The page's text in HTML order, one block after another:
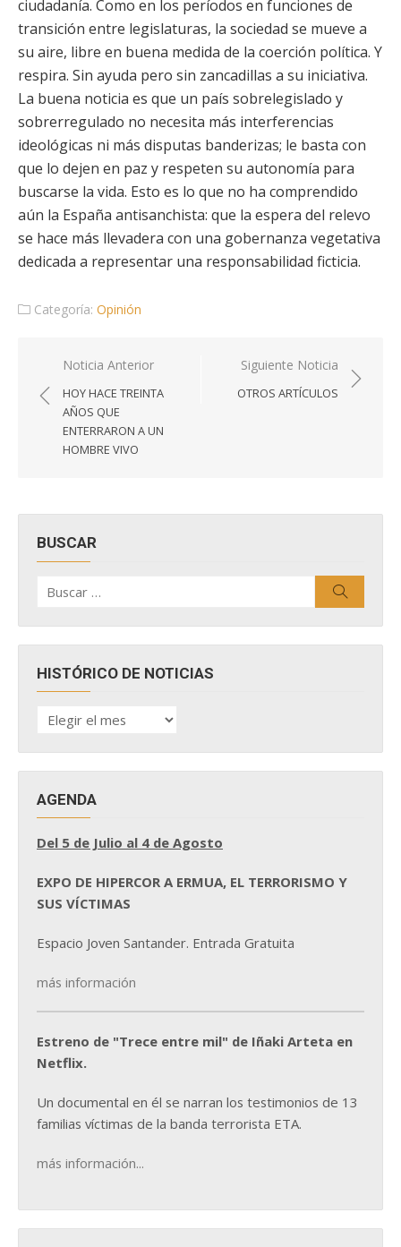
ciudadanía. Como en los períodos en funciones de
transición entre legislaturas, la sociedad se mueve a
su aire, libre en buena medida de la coerción política. Y
respira. Sin ayuda pero sin zancadillas a su iniciativa.
La buena noticia es que un país sobrelegislado y
sobrerregulado no necesita más interferencias
ideológicas ni más disputas banderizas; le basta con
que lo dejen en paz y respeten su autonomía para
buscarse la vida. Esto es lo que no ha comprendido
aún la España antisanchista: que la espera del relevo
se hace más llevadera con una gobernanza vegetativa
dedicada a representar una responsabilidad ficticia.
Categoría: Opinión
Navegación
de
entradas
Noticia Anterior
HOY HACE TREINTA
AÑOS QUE
ENTERRARON A UN
HOMBRE VIVO
Siguiente Noticia
OTROS ARTÍCULOS
BUSCAR
por:
HISTÓRICO DE NOTICIAS
HISTÓRICO
DE
AGENDA
Del 5 de Julio al 4 de Agosto
EXPO DE HIPERCOR A ERMUA, EL TERRORISMO Y
SUS VÍCTIMAS
Espacio Joven Santander. Entrada Gratuita
más información
Estreno de "Trece entre mil" de Iñaki Arteta en
Netflix.
Un documental en él se narran los testimonios de 13
familias víctimas de la banda terrorista ETA.
más información...